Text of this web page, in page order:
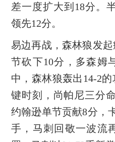
差一度扩大到18分。
领先12分。
易边再战，森林狼发
节砍下10分，多森姆
中，森林狼轰出14-2
键时刻，尚帕尼三分
约翰逊单节贡献8分，
手，马刺回敬一波流